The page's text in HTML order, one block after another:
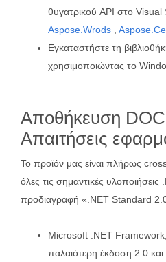
θυγατρικού API στο
Aspose.Wrods
Εγκαταστήστε τη
χρησιμοποιώντας το
Αποθήκευση DOC
Απαιτήσεις
Το προϊόν μας είναι πλήρως
όλες τις σημαντικές
προδιαγραφή «.NET Standard
Microsoft .NET
παλαιότερη έκδοση 2.0 και